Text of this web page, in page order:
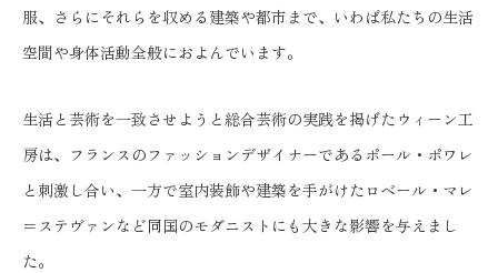
服、さらにそれらを収める建築や都市まで、いわば私たちの生活
空間や身体活動全般におよんでいます。
生活と芸術を一致させようと総合芸術の実践を掲げたウィーン工
房は、フランスのファッションデザイナーであるポール・ポワレ
と刺激し合い、一方で室内装飾や建築を手がけたロベール・マレ
＝ステヴァンなど同国のモダニストにも大きな影響を与えまし
た。